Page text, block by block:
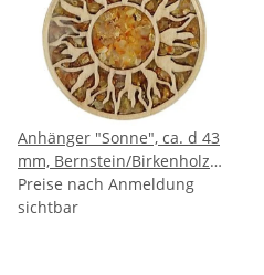
Anhänger "Sonne", ca. d 43
mm, Bernstein/Birkenholz
zwischen 2 Acrylplatten,
inkl. Wachsband ca. 46 + 5
Preise nach Anmeldung
sichtbar